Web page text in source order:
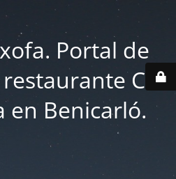
Portal de
Cor
en Benicarló.